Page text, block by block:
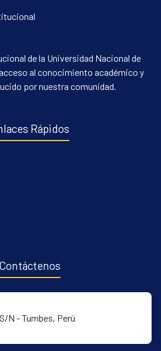
de la Universidad Nacional de
al conocimiento académico y
por nuestra comunidad.
Rápidos
Contáctenos
N - Tumbes, Perú